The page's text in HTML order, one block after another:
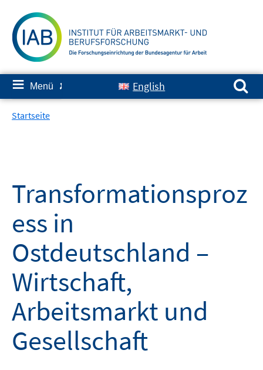
zum
Inhalt
≡ Menü ✘ English
Suchen nach:
Startseite
Transformationsproz
ess in
Ostdeutschland –
Wirtschaft,
Arbeitsmarkt und
Gesellschaft